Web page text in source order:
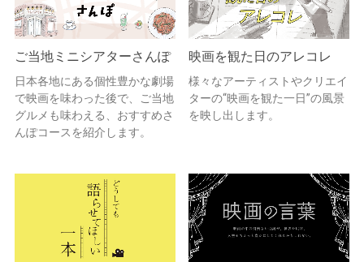
ご当地ミニシアターさんぽ
日本各地にある個性豊かな劇場
で映画を味わった後で、ご当地
グルメも味わえる、おすすめさ
んぽコースを紹介します。
映画を観た日のアレコレ
様々なアーティストやクリエイ
ターの“映画を観た一日”の風景
を映し出します。